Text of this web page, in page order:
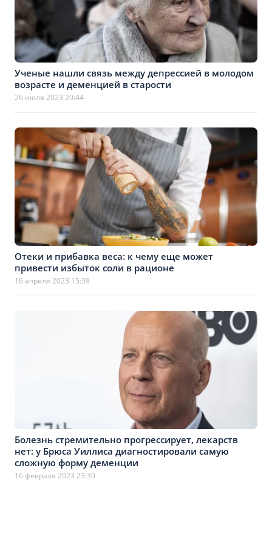
Ученые нашли связь между депрессией в молодом
возрасте и деменцией в старости
26 июля 2023 20:44
Отеки и прибавка веса: к чему еще может
привести избыток соли в рационе
16 апреля 2023 15:39
Болезнь стремительно прогрессирует, лекарств
нет: у Брюса Уиллиса диагностировали самую
сложную форму деменции
16 февраля 2023 23:30